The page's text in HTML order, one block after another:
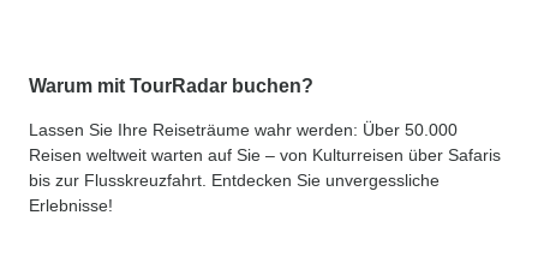
Warum mit TourRadar buchen?
Lassen Sie Ihre Reiseträume wahr werden: Über 50.000
Reisen weltweit warten auf Sie – von Kulturreisen über Safaris
bis zur Flusskreuzfahrt. Entdecken Sie unvergessliche
Erlebnisse!